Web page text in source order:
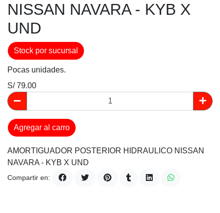
NISSAN NAVARA - KYB X
UND
Stock por sucursal
Pocas unidades.
S/ 79.00
Agregar al carro
AMORTIGUADOR POSTERIOR HIDRAULICO NISSAN
NAVARA - KYB X UND
Compartir en: